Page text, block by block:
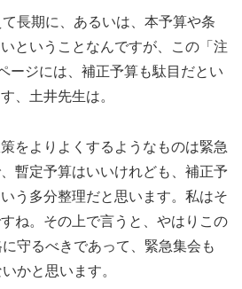
長期に、あるいは、本予算や条
ということなんですが、この「注
ージには、補正予算も駄目だとい
、土井先生は。
をよりよくするようなものは緊急
暫定予算はいいけれども、補正予
う多分整理だと思います。私はそ
ね。その上で言うと、やはりこの
守るべきであって、緊急集会も
かと思います。